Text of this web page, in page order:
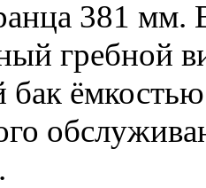
381 мм.
гребной